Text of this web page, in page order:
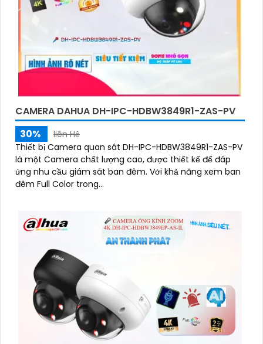
CAMERA DAHUA DH-IPC-HDBW3849R1-ZAS-PV
30%
liên Hệ
Thiết bị Camera quan sát DH-IPC-HDBW3849R1-ZAS-PV
là một Camera chất lượng cao, được thiết kế để đáp
ứng nhu cầu giám sát ban đêm. Với khả năng xem ban
đêm Full Color trong...